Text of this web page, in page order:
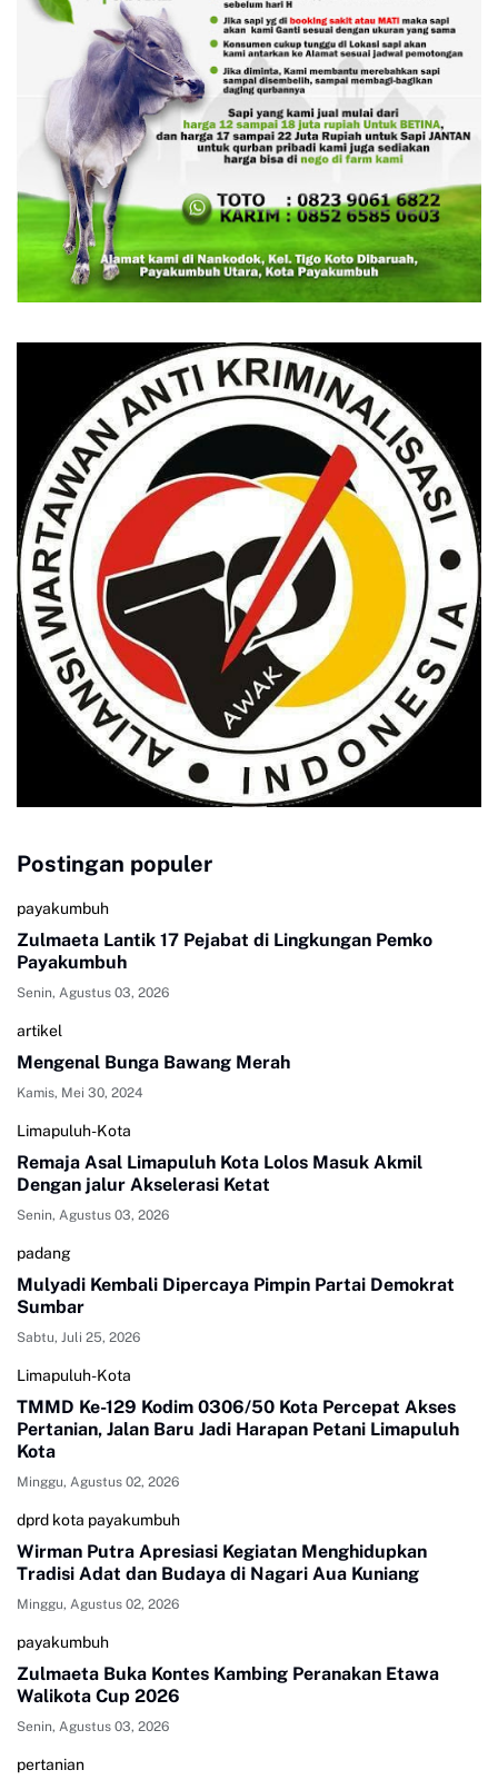
Postingan populer
payakumbuh
Zulmaeta Lantik 17 Pejabat di Lingkungan Pemko
Payakumbuh
Senin, Agustus 03, 2026
artikel
Mengenal Bunga Bawang Merah
Kamis, Mei 30, 2024
Limapuluh-Kota
Remaja Asal Limapuluh Kota Lolos Masuk Akmil
Dengan jalur Akselerasi Ketat
Senin, Agustus 03, 2026
padang
Mulyadi Kembali Dipercaya Pimpin Partai Demokrat
Sumbar
Sabtu, Juli 25, 2026
Limapuluh-Kota
TMMD Ke-129 Kodim 0306/50 Kota Percepat Akses
Pertanian, Jalan Baru Jadi Harapan Petani Limapuluh
Kota
Minggu, Agustus 02, 2026
dprd kota payakumbuh
Wirman Putra Apresiasi Kegiatan Menghidupkan
Tradisi Adat dan Budaya di Nagari Aua Kuniang
Minggu, Agustus 02, 2026
payakumbuh
Zulmaeta Buka Kontes Kambing Peranakan Etawa
Walikota Cup 2026
Senin, Agustus 03, 2026
pertanian